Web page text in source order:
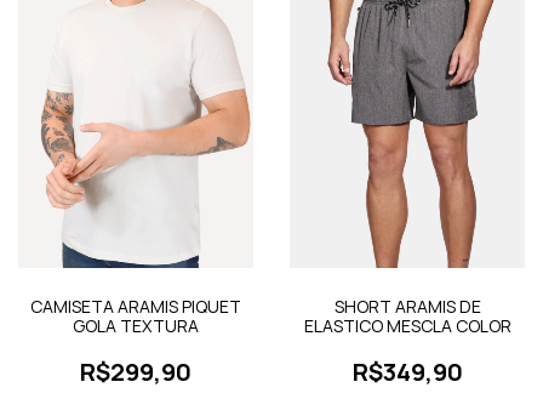
CAMISETA ARAMIS PIQUET
GOLA TEXTURA
R$299,90
SHORT ARAMIS DE
ELASTICO MESCLA COLOR
R$349,90